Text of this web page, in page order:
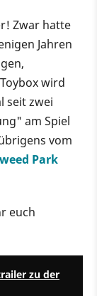
Zwar hatte
Jahren
wird
seit zwei
am Spiel
vom
Park
euch
zu der